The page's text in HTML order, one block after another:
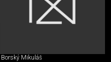
Borský Mikuláš